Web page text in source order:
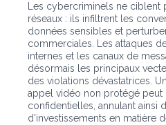
Les cybercriminels ne ciblent
réseaux : ils infiltrent les
données sensibles et
commerciales. Les attaques
internes et les canaux de
désormais les principaux
des violations dévastatrices.
appel vidéo non protégé peut
confidentielles, annulant ainsi
d'investissements en matière